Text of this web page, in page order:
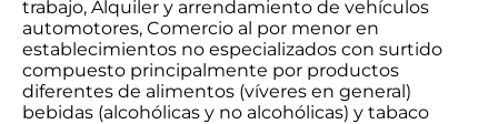
trabajo, Alquiler y arrendamiento de vehículos
automotores, Comercio al por menor en
establecimientos no especializados con surtido
compuesto principalmente por productos
diferentes de alimentos (víveres en general)
bebidas (alcohólicas y no alcohólicas) y tabaco